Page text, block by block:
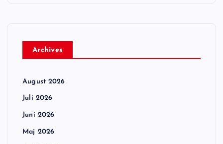
Archives
August 2026
Juli 2026
Juni 2026
Maj 2026